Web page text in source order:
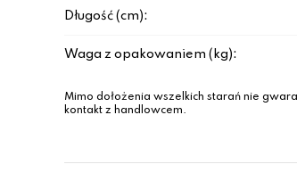
Długość (cm):
Waga z opakowaniem (kg):
Mimo dołożenia wszelkich starań nie
kontakt z handlowcem.